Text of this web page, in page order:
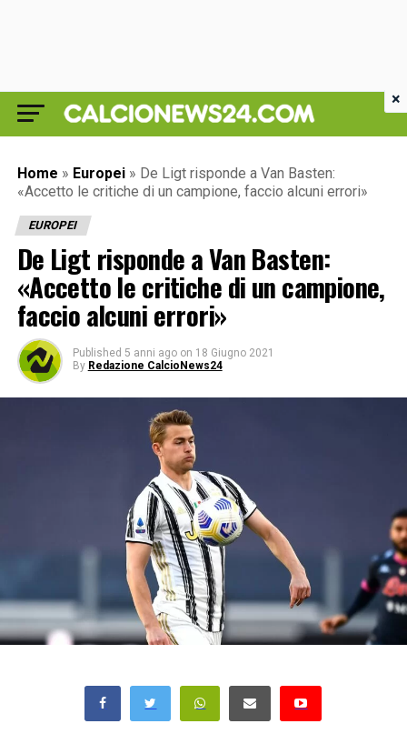
Home » Europei » De Ligt risponde a Van Basten:
«Accetto le critiche di un campione, faccio alcuni errori»
EUROPEI
De Ligt risponde a Van Basten:
«Accetto le critiche di un campione,
faccio alcuni errori»
Published 5 anni ago on 18 Giugno 2021
By Redazione CalcioNews24
×